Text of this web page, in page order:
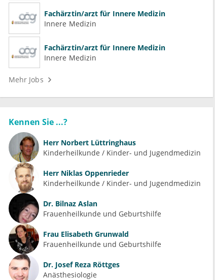
Fachärztin/arzt für Innere Medizin
Innere Medizin
Fachärztin/arzt für Innere Medizin
Innere Medizin
Mehr Jobs
Kennen Sie ...?
Herr Norbert Lüttringhaus
Kinderheilkunde / Kinder- und Jugendmedizin
Herr Niklas Oppenrieder
Kinderheilkunde / Kinder- und Jugendmedizin
Dr. Bilnaz Aslan
Frauenheilkunde und Geburtshilfe
Frau Elisabeth Grunwald
Frauenheilkunde und Geburtshilfe
Dr. Josef Reza Röttges
Anästhesiologie